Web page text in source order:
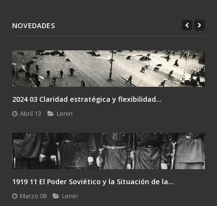
NOVEDADES
2024 03 Claridad estratégica y flexibilidad...
Abril 13 Lenin
1919 11 El Poder Soviético y la Situación de la...
Marzo 08 Lenin